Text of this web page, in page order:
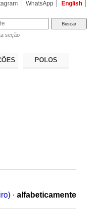
WhatsApp English
seção
POLOS
· alfabeticamente